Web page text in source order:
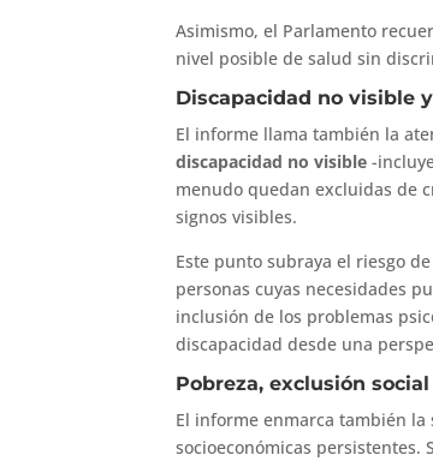
Asimismo, el Parlamento
nivel posible de salud sin
Discapacidad no visible
El informe llama también la
discapacidad no visible -
menudo quedan excluidas de
signos visibles.
Este punto subraya el riesgo
personas cuyas necesidades
inclusión de los problemas
discapacidad desde una
Pobreza, exclusión
El informe enmarca también
socioeconómicas persistentes.